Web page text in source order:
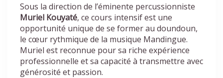
Sous la direction de l’éminente percussionniste
Muriel Kouyaté, ce cours intensif est une
opportunité unique de se former au doundoun,
le cœur rythmique de la musique Mandingue.
Muriel est reconnue pour sa riche expérience
professionnelle et sa capacité à transmettre avec
générosité et passion.